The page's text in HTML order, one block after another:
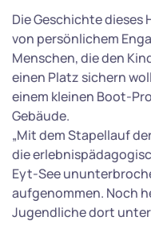
Die Geschichte dieses
von persönlichem
Menschen, die den
einen Platz sichern
einem kleinen Boot-
Gebäude.
„Mit dem Stapellauf
die
Eyt-See
aufgenommen. Noch
Jugendliche dort